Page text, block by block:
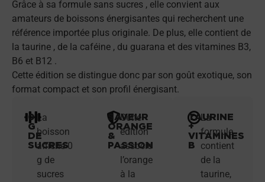
Grâce à sa formule sans sucres , elle convient aux
amateurs de boissons énergisantes qui recherchent une
référence importée plus originale. De plus, elle contient de
la taurine , de la caféine , du guarana et des vitamines B3,
B6 et B12 .
Cette édition se distingue donc par son goût exotique, son
format compact et son profil énergisant.
0
G
DE
SUCRES
La
boisson
affiche 0
g de
sucres
SAVEUR
ORANGE
&
PASSION
Cette
édition
associe
l’orange
à la
TAURINE
+
VITAMINES
B
La
formule
contient
de la
taurine,